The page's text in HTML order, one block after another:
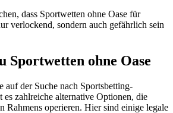
dass Sportwetten ohne Oase für
verlockend, sondern auch gefährlich sein
Sportwetten ohne Oase
auf der Suche nach Sportsbetting-
zahlreiche alternative Optionen, die
Rahmens operieren. Hier sind einige legale